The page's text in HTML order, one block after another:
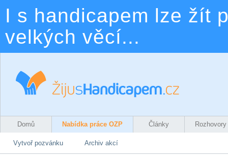
I s handicapem lze žít
velkých věcí...
Domů Nabídka práce OZP Články Rozhovory
Vytvoř pozvánku Archiv akcí